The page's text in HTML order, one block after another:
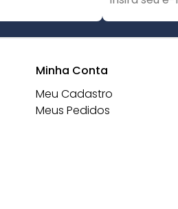
Minha Conta
Meu Cadastro
Meus Pedidos